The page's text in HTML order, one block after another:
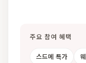
주요 참여 혜택
스드메 특가